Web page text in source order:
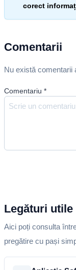
corect
Comentarii
Nu există comentarii
Comentariu *
Legături utile
Aici poți consulta
pregătire cu pași